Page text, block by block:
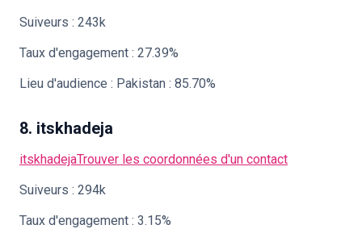
Suiveurs : 243k
Taux d'engagement : 27.39%
Lieu d'audience : Pakistan : 85.70%
8. itskhadeja
itskhadejaTrouver les coordonnées d'un contact
Suiveurs : 294k
Taux d'engagement : 3.15%